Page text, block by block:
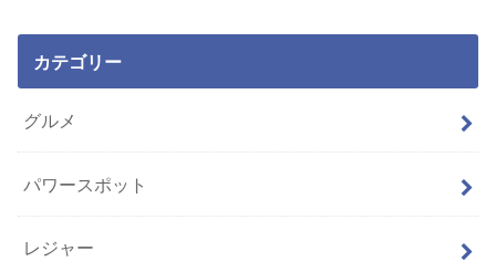
カテゴリー
グルメ
パワースポット
レジャー